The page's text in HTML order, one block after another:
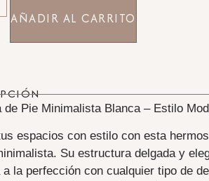
AÑADIR AL CARRITO
de Pie Minimalista Blanca – Estilo
espacios con estilo con esta
Su estructura delgada y
a la perfección con cualquier tipo de